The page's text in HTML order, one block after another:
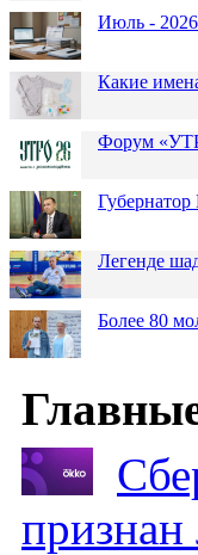
Июль -
Какие
Форум
Легенде
Более 80
признан